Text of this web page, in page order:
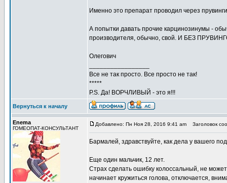
Именно это препарат проводил через
А попытки давать прочие карцинозинумы -
производителя, обычно, свой. И БЕЗ
Олегович
Все не так просто. Все просто не так!
*****
P.S. Да! ВОРЧЛИВЫЙ - это я!!!
Вернуться к началу
Enema
ГОМЕОПАТ-КОНСУЛЬТАНТ
Добавлено: Пн Ноя 28, 2016 9:41 am Заголовок
Бармалей, здравствуйте, как дела у вашего
Еще один мальчик, 12 лет.
Страх сделать ошибку колоссальный, не
начинает кружиться голова, отключается,